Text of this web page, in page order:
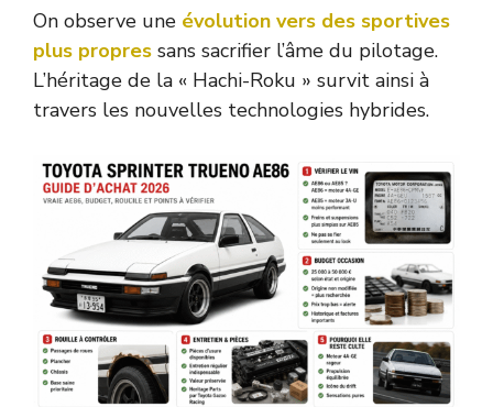
On observe une évolution vers des sportives
plus propres sans sacrifier l’âme du pilotage.
L’héritage de la « Hachi-Roku » survit ainsi à
travers les nouvelles technologies hybrides.